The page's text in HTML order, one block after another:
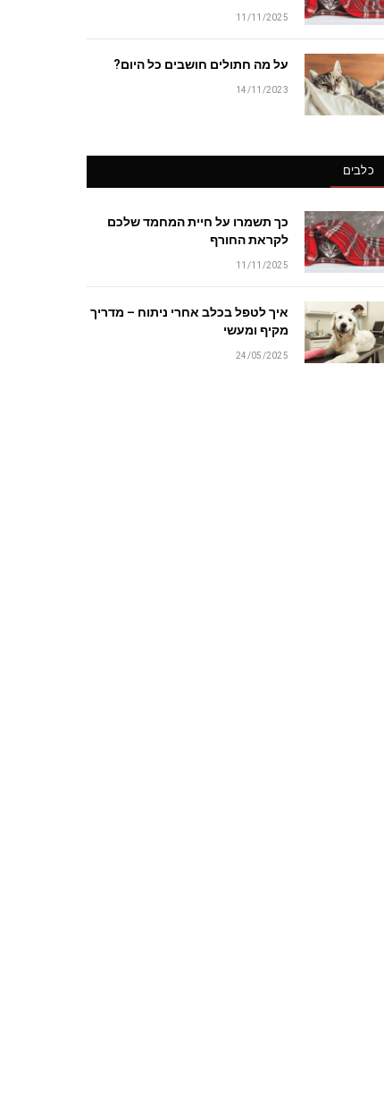
11/11/2025
על מה חתולים חושבים כל היום?
14/11/2023
כלבים
כך תשמרו על חיית המחמד שלכם
לקראת החורף
11/11/2025
איך לטפל בכלב אחרי ניתוח – מדריך
מקיף ומעשי
24/05/2025